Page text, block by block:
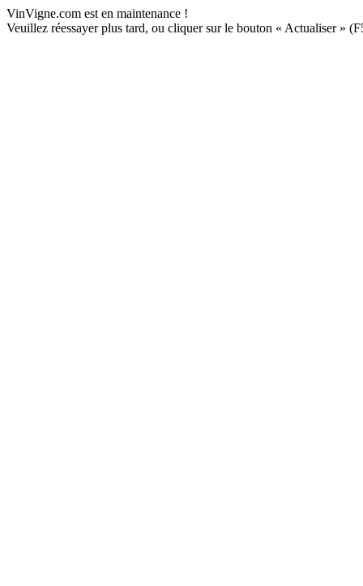
VinVigne.com est en maintenance !
Veuillez réessayer plus tard, ou cliquer sur le bouton « Actualiser »